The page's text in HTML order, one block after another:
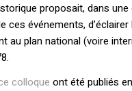
proposait, dans
ces événements,
au plan national (voire
colloque ont été publiés